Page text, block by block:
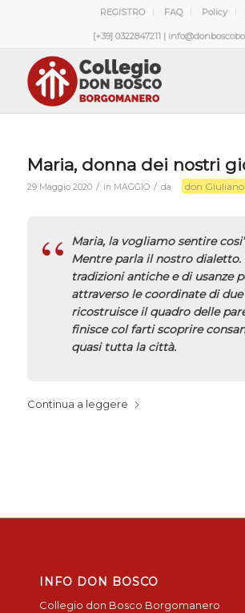
REGISTRO FAQ Policy
[+39] 0322847211 |
Maria, donna dei nostri
29 Maggio 2020 / in MAGGIO / da don
Maria, la vogliamo sentire
Mentre parla il nostro dialetto.
tradizioni antiche e di usanze
attraverso le coordinate di
ricostruisce il quadro delle
finisce col farti scoprire
quasi tutta la città.
Continua a leggere
INFO DON BOSCO
Collegio don Bosco Borgomanero